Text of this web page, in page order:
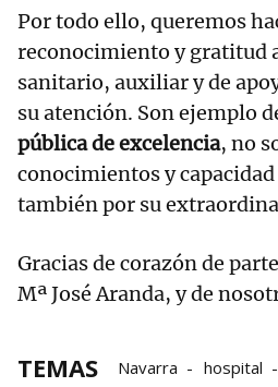
Por todo ello, queremos
reconocimiento y gratitud
sanitario, auxiliar y de
su atención. Son ejemplo
pública de excelencia, no
conocimientos y
también por su
Gracias de corazón de
Mª José Aranda, y de
TEMAS Navarra hospital